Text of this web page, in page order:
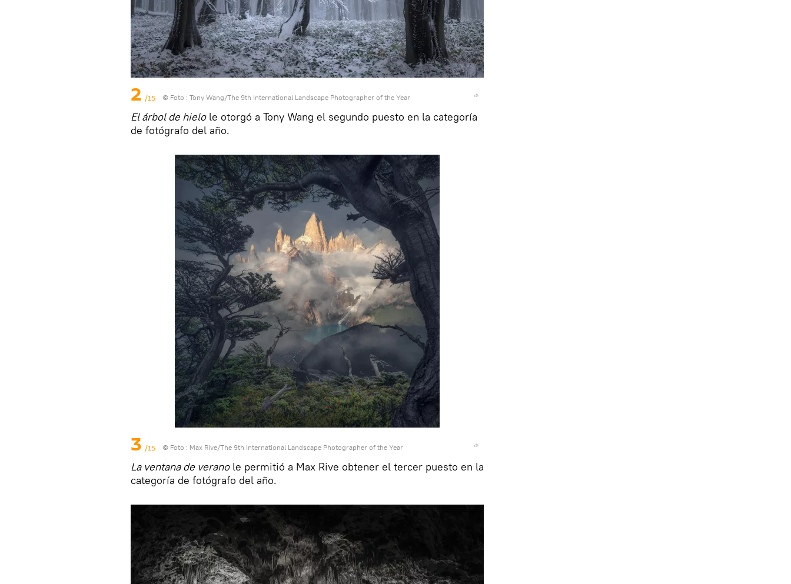
2 /15 © Foto : Tony Wang/The 9th International Landscape Photographer of the Year
El árbol de hielole otorgó a Tony Wang el segundo puesto en la categoría
de fotógrafo del año.
3 /15 © Foto : Max Rive/The 9th International Landscape Photographer of the Year
La ventana de veranole permitió a Max Rive obtener el tercer puesto en la
categoría de fotógrafo del año.